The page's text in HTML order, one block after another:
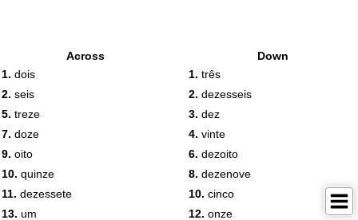
Across
1. dois
2. seis
5. treze
7. doze
9. oito
10. quinze
11. dezessete
13. um
Down
1. três
2. dezesseis
3. dez
4. vinte
6. dezoito
8. dezenove
10. cinco
12. onze